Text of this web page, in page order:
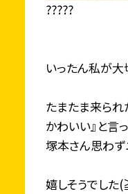
?????
いったん私が大
たまたま来られ
かわいい』と言
塚本さん思わず
嬉しそうでし